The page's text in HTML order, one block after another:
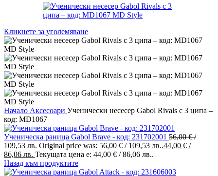
Кликнете за уголемяване
Начало Аксесоари Ученически несесер Gabol Rivals с 3 ципа –
код: MD1067
Ученическа раница Gabol Brave - код: 231702001 56,00€/
109,53 лв.Original price was: 56,00 € / 109,53 лв..44,00 € /
86,06 лв. Текущата цена е: 44,00 € / 86,06 лв..
Назад към продуктите